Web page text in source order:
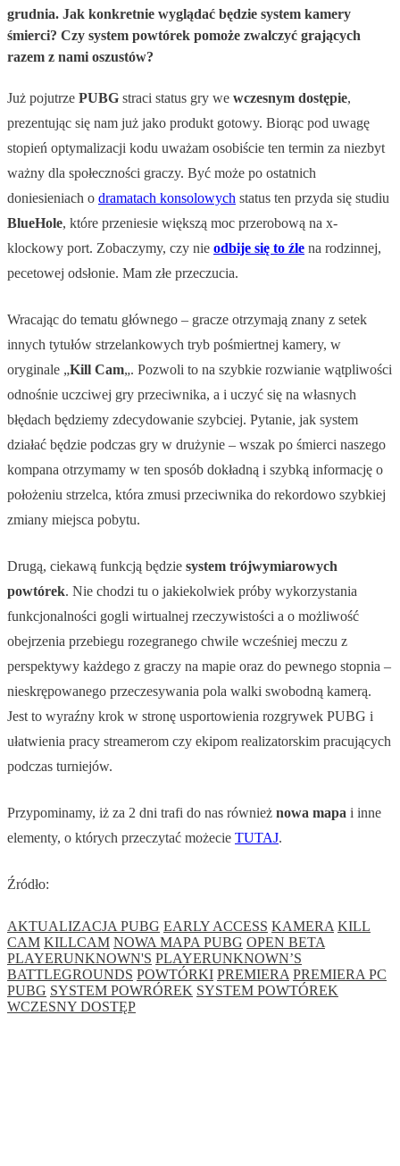
grudnia. Jak konkretnie wyglądać będzie system kamery
śmierci? Czy system powtórek pomoże zwalczyć grających
razem z nami oszustów?
Już pojutrze PUBG straci status gry we wczesnym dostępie,
prezentując się nam już jako produkt gotowy. Biorąc pod uwagę
stopień optymalizacji kodu uważam osobiście ten termin za niezbyt
ważny dla społeczności graczy. Być może po ostatnich
doniesieniach o dramatach konsolowych status ten przyda się studiu
BlueHole, które przeniesie większą moc przerobową na x-
klockowy port. Zobaczymy, czy nie odbije się to źle na rodzinnej,
pecetowej odsłonie. Mam złe przeczucia.
Wracając do tematu głównego – gracze otrzymają znany z setek
innych tytułów strzelankowych tryb pośmiertnej kamery, w
oryginale „Kill Cam„. Pozwoli to na szybkie rozwianie wątpliwości
odnośnie uczciwej gry przeciwnika, a i uczyć się na własnych
błędach będziemy zdecydowanie szybciej. Pytanie, jak system
działać będzie podczas gry w drużynie – wszak po śmierci naszego
kompana otrzymamy w ten sposób dokładną i szybką informację o
położeniu strzelca, która zmusi przeciwnika do rekordowo szybkiej
zmiany miejsca pobytu.
Drugą, ciekawą funkcją będzie system trójwymiarowych
powtórek. Nie chodzi tu o jakiekolwiek próby wykorzystania
funkcjonalności gogli wirtualnej rzeczywistości a o możliwość
obejrzenia przebiegu rozegranego chwile wcześniej meczu z
perspektywy każdego z graczy na mapie oraz do pewnego stopnia –
nieskrępowanego przeczesywania pola walki swobodną kamerą.
Jest to wyraźny krok w stronę usportowienia rozgrywek PUBG i
ułatwienia pracy streamerom czy ekipom realizatorskim pracujących
podczas turniejów.
Przypominamy, iż za 2 dni trafi do nas również nowa mapa i inne
elementy, o których przeczytać możecie TUTAJ.
Źródło:
AKTUALIZACJA PUBG EARLY ACCESS KAMERA KILL
CAM KILLCAM NOWA MAPA PUBG OPEN BETA
PLAYERUNKNOWN'S PLAYERUNKNOWN’S
BATTLEGROUNDS POWTÓRKI PREMIERA PREMIERA PC
PUBG SYSTEM POWRÓREK SYSTEM POWTÓREK
WCZESNY DOSTĘP